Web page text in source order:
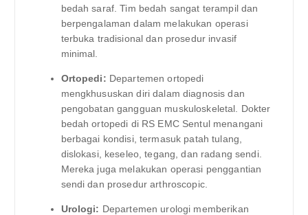
bedah saraf. Tim bedah sangat terampil dan
berpengalaman dalam melakukan operasi
terbuka tradisional dan prosedur invasif
minimal.
Ortopedi: Departemen ortopedi
mengkhususkan diri dalam diagnosis dan
pengobatan gangguan muskuloskeletal. Dokter
bedah ortopedi di RS EMC Sentul menangani
berbagai kondisi, termasuk patah tulang,
dislokasi, keseleo, tegang, dan radang sendi.
Mereka juga melakukan operasi penggantian
sendi dan prosedur arthroscopic.
Urologi: Departemen urologi memberikan